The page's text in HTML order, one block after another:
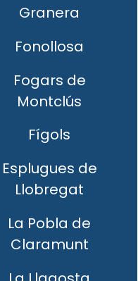
Granera
Fonollosa
Fogars de
Montclús
Fígols
Esplugues de
Llobregat
La Pobla de
Claramunt